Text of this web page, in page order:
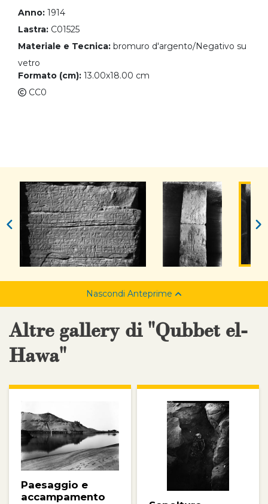
Anno: 1914
Lastra: C01525
Materiale e Tecnica: bromuro d'argento/Negativo su
vetro
Formato (cm): 13.00x18.00 cm
CC0
Nascondi Anteprime
Altre gallery di "Qubbet el-
Hawa"
Paesaggio e
accampamento